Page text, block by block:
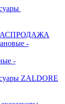
-
-
ZALDORE